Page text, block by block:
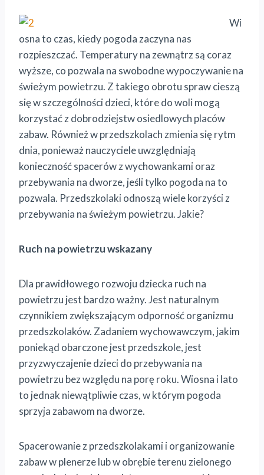
Wi
osna to czas, kiedy pogoda zaczyna nas
rozpieszczać. Temperatury na zewnątrz są coraz
wyższe, co pozwala na swobodne wypoczywanie na
świeżym powietrzu. Z takiego obrotu spraw cieszą
się w szczególności dzieci, które do woli mogą
korzystać z dobrodziejstw osiedlowych placów
zabaw. Również w przedszkolach zmienia się rytm
dnia, ponieważ nauczyciele uwzględniają
konieczność spacerów z wychowankami oraz
przebywania na dworze, jeśli tylko pogoda na to
pozwala. Przedszkolaki odnoszą wiele korzyści z
przebywania na świeżym powietrzu. Jakie?
Ruch na powietrzu wskazany
Dla prawidłowego rozwoju dziecka ruch na
powietrzu jest bardzo ważny. Jest naturalnym
czynnikiem zwiększającym odporność organizmu
przedszkolaków. Zadaniem wychowawczym, jakim
poniekąd obarczone jest przedszkole, jest
przyzwyczajenie dzieci do przebywania na
powietrzu bez względu na porę roku. Wiosna i lato
to jednak niewątpliwie czas, w którym pogoda
sprzyja zabawom na dworze.
Spacerowanie z przedszkolakami i organizowanie
zabaw w plenerze lub w obrębie terenu zielonego